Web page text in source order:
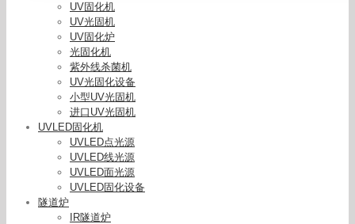
UV固化机
UV光固机
UV固化炉
光固化机
紫外线杀菌机
UV光固化设备
小型UV光固机
进口UV光固机
UVLED固化机
UVLED点光源
UVLED线光源
UVLED面光源
UVLED固化设备
隧道炉
IR隧道炉